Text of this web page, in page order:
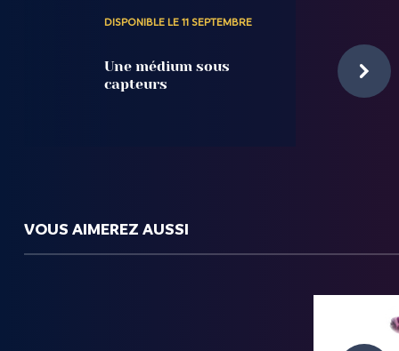
DISPONIBLE LE 11 SEPTEMBRE
Une médium sous
capteurs
VOUS AIMEREZ AUSSI